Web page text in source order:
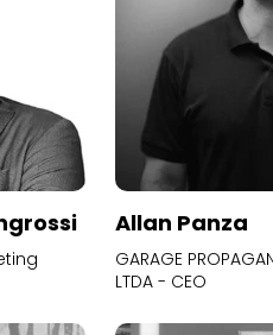
Allan Panza
GARAGE
LTDA - CEO